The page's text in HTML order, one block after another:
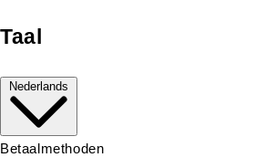
Taal
Nederlands
Betaalmethoden